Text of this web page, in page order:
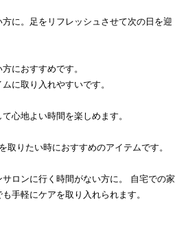
に。足をリフレッシュさせて次の日を迎
におすすめです。
に取り入れやすいです。
心地よい時間を楽しめます。
りたい時におすすめのアイテムです。
ロンに行く時間がない方に。 自宅での家
手軽にケアを取り入れられます。